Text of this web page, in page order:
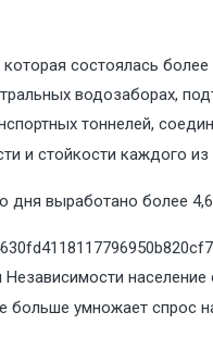
состоялась
водозаборах,
тоннелей,
и стойкости каждого из
выработано более
больше умножает спрос